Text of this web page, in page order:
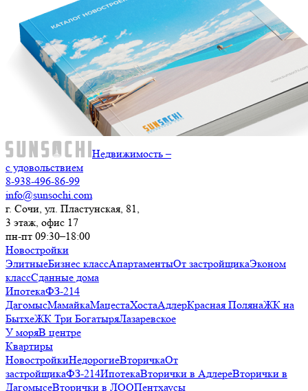
Недвижимость –
с удовольствием
8-938-496-86-99
info@sunsochi.com
г. Сочи, ул. Пластунская, 81,
3 этаж, офис 17
пн-пт 09:30–18:00
Новостройки
ЭлитныеБизнес классАпартаментыОт застройщикаЭконом
классСданные дома
ИпотекаФЗ-214
ДагомысМамайкаМацестаХостаАдлерКрасная ПолянаЖК на
БытхеЖК Три БогатыряЛазаревское
У моряВ центре
Квартиры
НовостройкиНедорогиеВторичкаОт
застройщикаФЗ-214ИпотекаВторички в АдлереВторички в
ДагомысеВторички в ЛООПентхаусы